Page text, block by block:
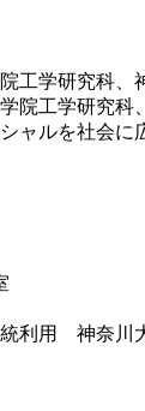
工学研究科
工学研究
ルを社会
統利用 神奈川